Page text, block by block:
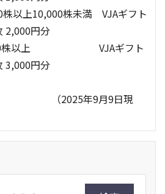
以上10,000株未満 VJAギフト
2,000円分
株以上 VJAギフト
3,000円分
年9月9日現